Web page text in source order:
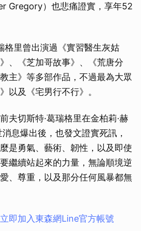
Gregory）也悲痛證實，享年52
格里曾出演過《實習醫生灰姑
、《芝加哥故事》、《荒唐分
主》等多部作品，不過最為大眾
以及《宅男行不行》。
夫切斯特·葛瑞格里在金柏莉·赫
息爆出後，也發文證實死訊，
是勇氣、藝術、韌性，以及即使
繼續站起來的力量，無論順境逆
、尊重，以及那分任何風暴都無
即加入東森網Line官方帳號